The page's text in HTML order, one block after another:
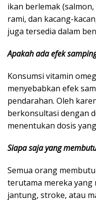
ikan berlemak
rami, dan kacang-
juga tersedia dalam
Apakah ada efek
Konsumsi vitamin
menyebabkan efek
pendarahan. Oleh
berkonsultasi dengan
menentukan dosis
Siapa saja yang
Semua orang
terutama mereka
jantung, stroke, atau